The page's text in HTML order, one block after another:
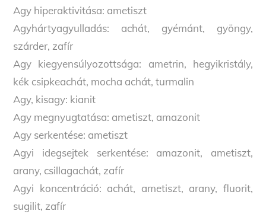
Agy hiperaktivitása: ametiszt
Agyhártyagyulladás: achát, gyémánt, gyöngy,
szárder, zafír
Agy kiegyensúlyozottsága: ametrin, hegyikristály,
kék csipkeachát, mocha achát, turmalin
Agy, kisagy: kianit
Agy megnyugtatása: ametiszt, amazonit
Agy serkentése: ametiszt
Agyi idegsejtek serkentése: amazonit, ametiszt,
arany, csillagachát, zafír
Agyi koncentráció: achát, ametiszt, arany, fluorit,
sugilit, zafír